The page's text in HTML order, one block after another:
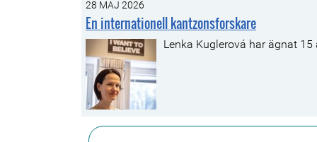
28 MAJ 2026
En internationell kantzonsforskare
Lenka Kuglerová har ägnat